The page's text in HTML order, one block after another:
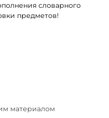
словарного
предметов!
материалом